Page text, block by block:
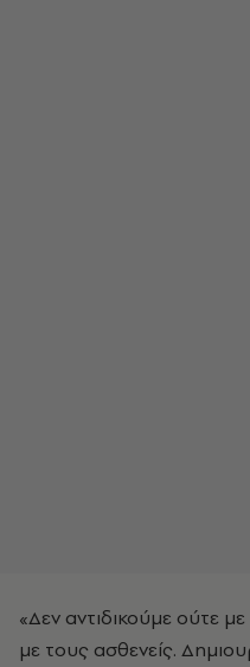
«Δεν αντιδικούμε ούτε
με τους ασθενείς.